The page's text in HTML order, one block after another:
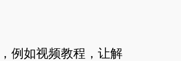
例如视频教程，让解